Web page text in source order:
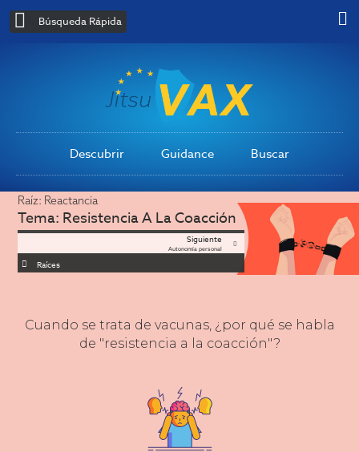
Búsqueda Rápida
Descubrir Guidance Buscar
Raíz: Reactancia
Tema: Resistencia A La Coacción
Siguiente
Autonomía personal
Raíces
Cuando se trata de vacunas, ¿por qué se habla
de "resistencia a la coacción"?